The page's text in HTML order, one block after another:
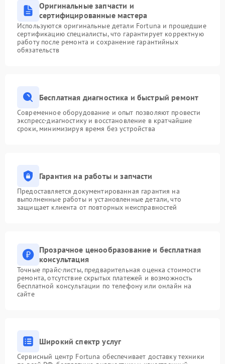
Оригинальные запчасти и
сертифицированные мастера
Используются оригинальные детали Fortuna и прошедшие
сертификацию специалисты, что гарантирует корректную
работу после ремонта и сохранение гарантийных
обязательств
Бесплатная диагностика и быстрый ремонт
Современное оборудование и опыт позволяют провести
экспресс-диагностику и восстановление в кратчайшие
сроки, минимизируя время без устройства
Гарантия на работы и запчасти
Предоставляется документированная гарантия на
выполненные работы и установленные детали, что
защищает клиента от повторных неисправностей
Прозрачное ценообразование и бесплатная
консультация
Точные прайс-листы, предварительная оценка стоимости
ремонта, отсутствие скрытых платежей и возможность
бесплатной консультации по телефону или онлайн на
сайте
Широкий спектр услуг
Сервисный центр Fortuna обеспечивает доставку техники